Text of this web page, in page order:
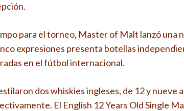
para el torneo, Master of Malt lanzó una
expresiones presenta botellas
en el fútbol internacional.
dos whiskies ingleses, de 12 y nueve
El English 12 Years Old Single